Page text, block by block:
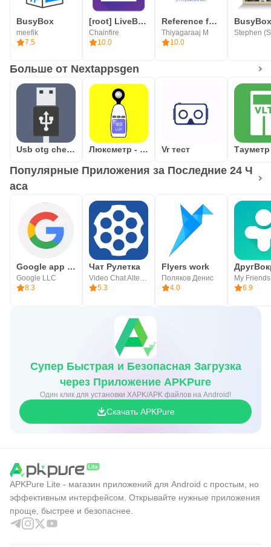
BusyBox
meefik
7.5
[root] LiveBoot
Chainfire
10.0
Reference for Unix & Linux
Thiyagaraaj M
10.0
Больше от Nextappsgen
Usb otg checker Люксметр - замер освещённости Vr тест
Популярные Приложения за Последние 24 Ч
аса
Google app for Android TV
Google LLC
8.3
Чат Рулетка
Video Chat Alternative
5.3
Flyers work
Поляков Денис
4.0
6.9
Супер Быстрая и Безопасная Загрузка
через Приложение APKPure
Один клик для установки XAPK/APK файлов на Android!
Скачать APKPure
APKPure Lite - магазин приложений для Android с простым, но
эффективным интерфейсом. Открывайте нужные приложения
проще, быстрее и безопаснее.